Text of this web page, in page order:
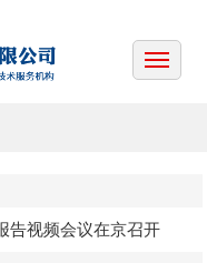
告视频会议在京召开